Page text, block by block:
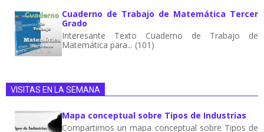
Cuaderno de Trabajo de Matemática Tercer
Grado
Interesante Texto Cuaderno de Trabajo de
Matemática para... (101)
VISITAS EN LA SEMANA
Mapa conceptual sobre Tipos de Industrias
Compartimos un mapa conceptual sobre Tipos de